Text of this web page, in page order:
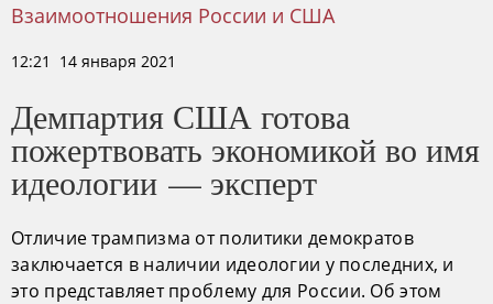
Взаимоотношения России и США
12:21 14 января 2021
Демпартия США готова
пожертвовать экономикой во имя
идеологии — эксперт
Отличие трампизма от политики демократов
заключается в наличии идеологии у последних, и
это представляет проблему для России. Об этом